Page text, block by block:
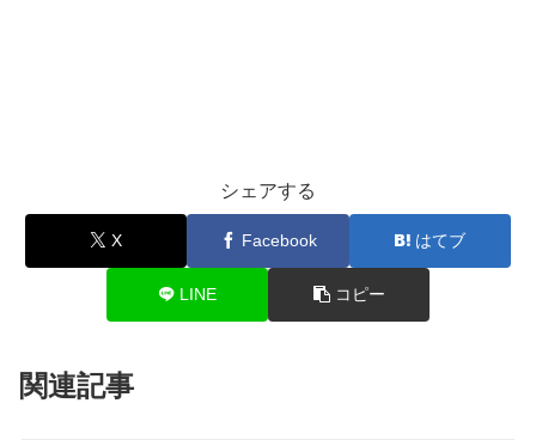
シェアする
X Facebook はてブ
LINE コピー
関連記事